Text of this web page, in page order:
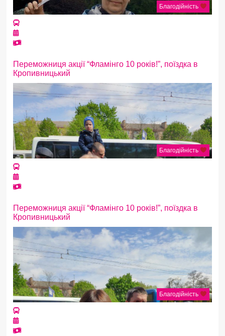
Благодійність
Переможниця акції “Фламінго 10 років!”, поїздка в
Кропивницький
Благодійність
Переможниця акції “Фламінго 10 років!”, поїздка в
Кропивницький
Благодійність